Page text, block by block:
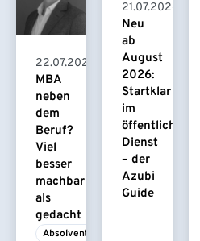
22.07.2026
MBA
neben
dem
Beruf?
Viel
besser
machbar
als
gedacht
Absolvent/-in
21.07.2026
Neu
ab
August
2026:
Startklar
im
öffentlichen
Dienst
– der
Azubi
Guide